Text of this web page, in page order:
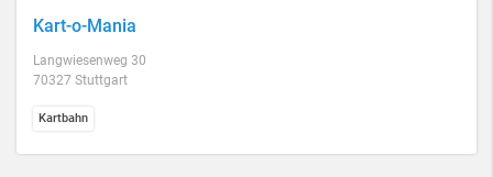
Kart-o-Mania
Langwiesenweg 30
70327 Stuttgart
Kartbahn